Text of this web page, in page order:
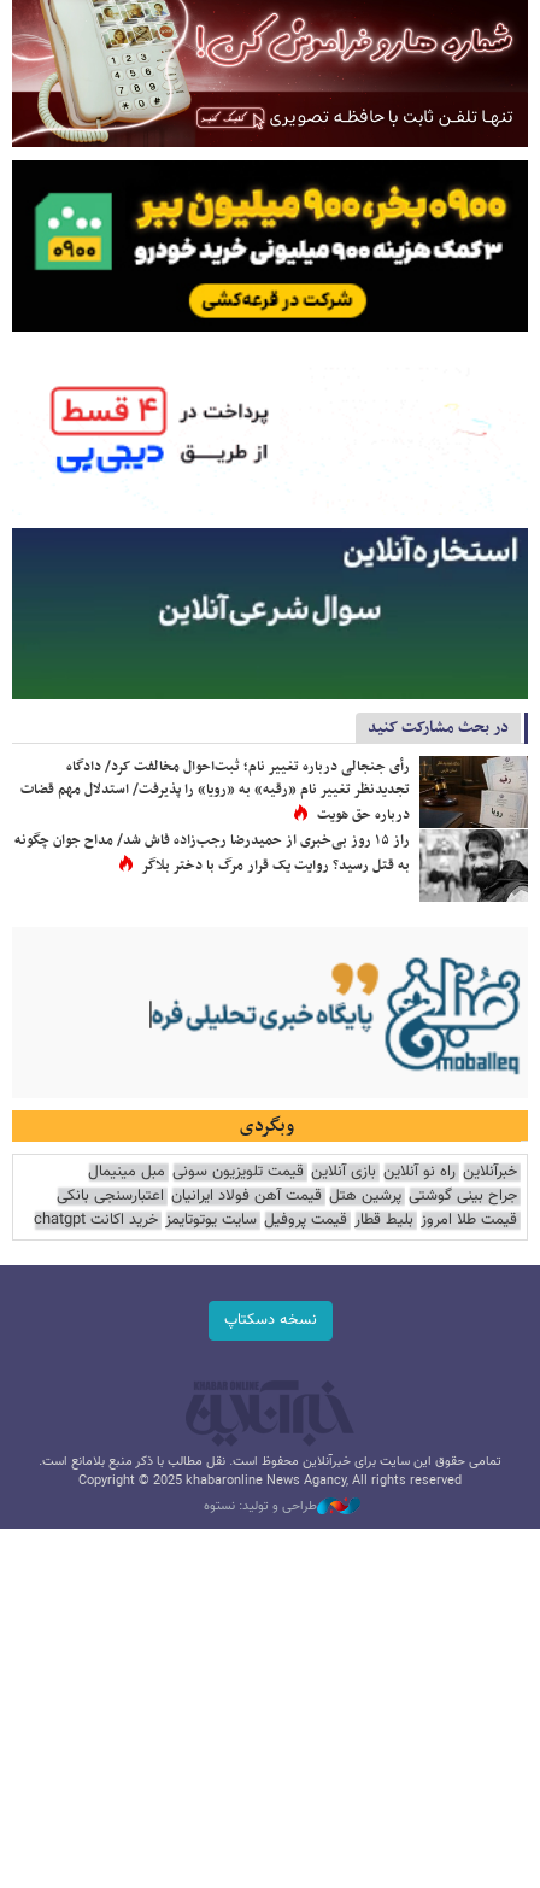
در بحث مشارکت کنید
رأی جنجالی درباره تغییر نام؛ ثبت‌احوال مخالفت کرد/ دادگاه
تجدیدنظر تغییر نام «رقیه» به «رویا» را پذیرفت/ استدلال مهم قضات
درباره حق هویت
راز ۱۵ روز بی‌خبری از حمیدرضا رجب‌زاده فاش شد/ مداح جوان چگونه
به قتل رسید؟ روایت یک قرار مرگ با دختر بلاگر
وبگردی
خبرآنلاین راه نو آنلاین بازی آنلاین قیمت تلویزیون سونی مبل مینیمال
جراح بینی گوشتی پرشین هتل قیمت آهن فولاد ایرانیان اعتبارسنجی بانکی
قیمت طلا امروز بلیط قطار قیمت پروفیل سایت یوتوتایمز خرید اکانت chatgpt
نسخه دسکتاپ
تمامی حقوق این سایت برای خبرآنلاین محفوظ است. نقل مطالب با ذکر منبع بلامانع است.
Copyright © 2025 khabaronline News Agancy, All rights reserved
طراحی و تولید: نستوه